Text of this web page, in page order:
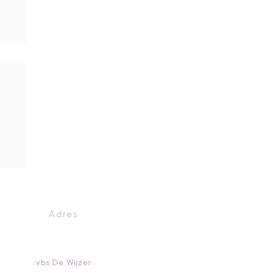
Adres
vbs De Wijzer